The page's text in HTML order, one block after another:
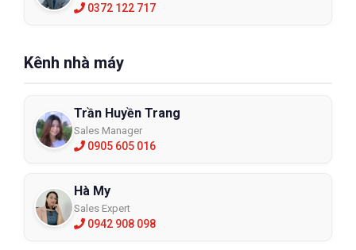
0372 122 717
Kênh nhà máy
Trần Huyền Trang
Sales Manager
0905 605 016
Hà My
Sales Expert
0942 908 098